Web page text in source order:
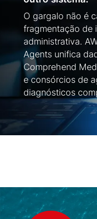
O gargalo não é
fragmentação de
administrativa.
Agents unifica
Comprehend
e consórcios de
diagnósticos